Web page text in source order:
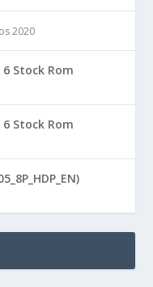
2020
Stock Rom
Stock Rom